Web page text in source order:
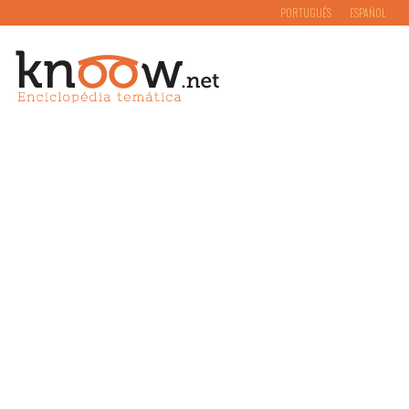
PORTUGUÊS ESPAÑOL